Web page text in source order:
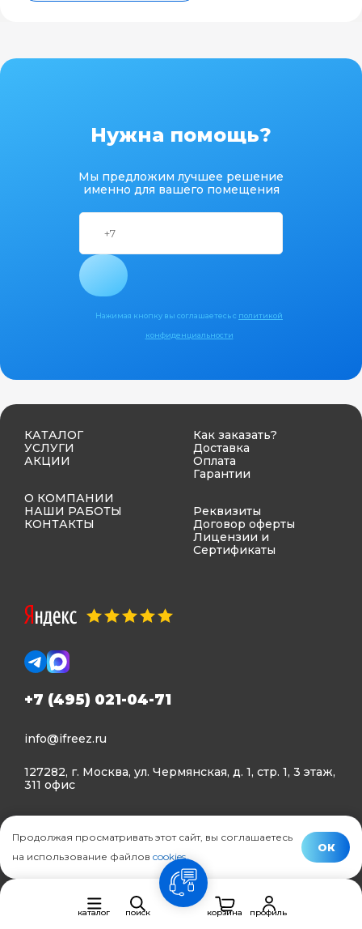
Нужна помощь?
Мы предложим лучшее решение
именно для вашего помещения
Нажимая кнопку вы соглашаетесь с политикой
конфиденциальности
КАТАЛОГ
УСЛУГИ
АКЦИИ
О КОМПАНИИ
НАШИ РАБОТЫ
КОНТАКТЫ
Как заказать?
Доставка
Оплата
Гарантии
Реквизиты
Договор оферты
Лицензии и
Сертификаты
+7 (495) 021-04-71
info@ifreez.ru
127282, г. Москва, ул. Чермянская, д. 1, стр. 1, 3 этаж,
311 офис
Политика конфиденциальности
© Ifreez - продажа и установка климатической техники,
каталог поиск
связь
корзина
профиль
Продолжая просматривать этот сайт, вы соглашаетесь
на использование файлов cookies.
ОК